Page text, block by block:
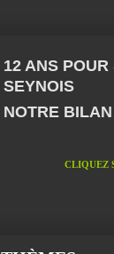
12 ANS
SEYNOIS
NOTRE
CLIQUEZ